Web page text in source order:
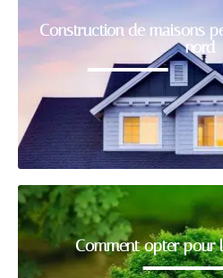
Construction de maisons
nord
Comment opter pour